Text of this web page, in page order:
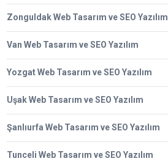
Zonguldak Web Tasarım ve SEO Yazılım
Van Web Tasarım ve SEO Yazılım
Yozgat Web Tasarım ve SEO Yazılım
Uşak Web Tasarım ve SEO Yazılım
Şanlıurfa Web Tasarım ve SEO Yazılım
Tunceli Web Tasarım ve SEO Yazılım